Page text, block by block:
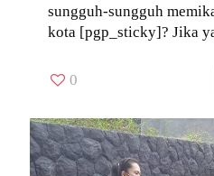
sungguh-sungguh
kota [pgp_sticky]? Jika
0